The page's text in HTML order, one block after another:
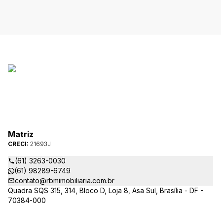
Matriz
CRECI: 21693J
(61) 3263-0030
(61) 98289-6749
contato@rbmimobiliaria.com.br
Quadra SQS 315, 314, Bloco D, Loja 8, Asa Sul, Brasília - DF -
70384-000